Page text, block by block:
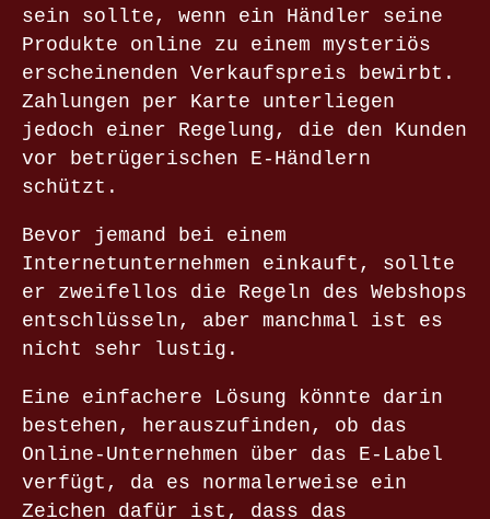
sein sollte, wenn ein Händler seine
Produkte online zu einem mysteriös
erscheinenden Verkaufspreis bewirbt.
Zahlungen per Karte unterliegen
jedoch einer Regelung, die den Kunden
vor betrügerischen E-Händlern
schützt.
Bevor jemand bei einem
Internetunternehmen einkauft, sollte
er zweifellos die Regeln des Webshops
entschlüsseln, aber manchmal ist es
nicht sehr lustig.
Eine einfachere Lösung könnte darin
bestehen, herauszufinden, ob das
Online-Unternehmen über das E-Label
verfügt, da es normalerweise ein
Zeichen dafür ist, dass das